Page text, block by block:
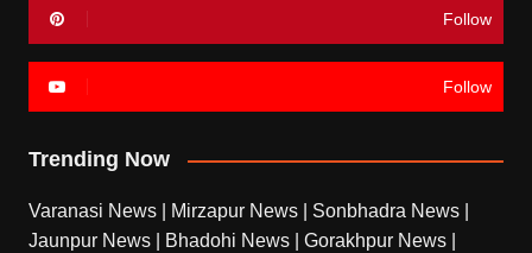
Follow
Follow
Trending Now
Varanasi News Mirzapur News Sonbhadra News
Jaunpur News
Bhadohi News Gorakhpur News